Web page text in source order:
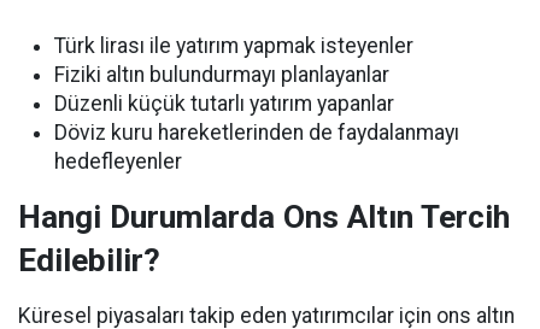
Türk lirası ile yatırım yapmak isteyenler
Fiziki altın bulundurmayı planlayanlar
Düzenli küçük tutarlı yatırım yapanlar
Döviz kuru hareketlerinden de faydalanmayı
hedefleyenler
Hangi Durumlarda Ons Altın Tercih
Edilebilir?
Küresel piyasaları takip eden yatırımcılar için ons altın